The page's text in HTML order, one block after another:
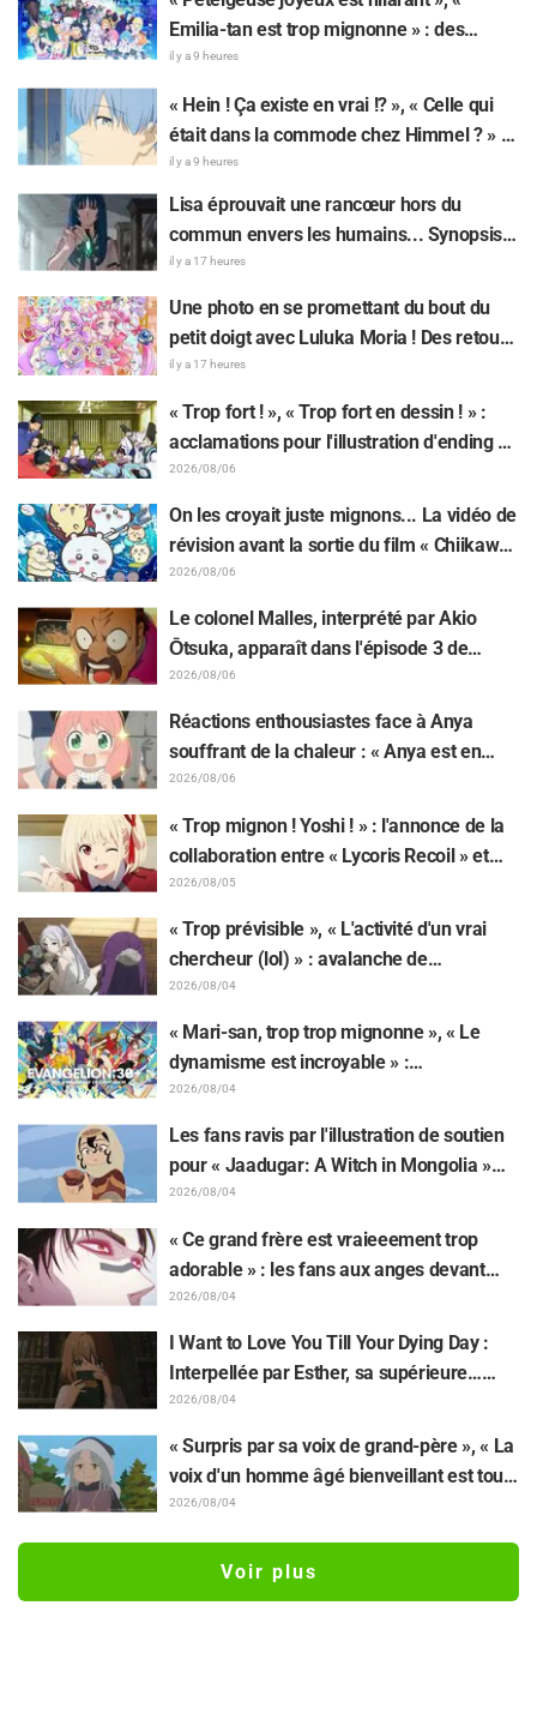
repas gargantuesque.
Emilia-tan est trop mignonne » : des
réactions enthousiastes après la
ans de l'anime « Re:Zero - Starting Life in
Another World »
il y a 9 heures
« Hein ! Ça existe en vrai !? », « Celle qui
était dans la commode chez Himmel ? » :
l’exposition de la « corne du Dragon Noir »
apparue dans l’épisode 1 de « Frieren »
laisse les fans stupéfaits
il y a 9 heures
Lisa éprouvait une rancœur hors du
commun envers les humains... Synopsis
et premières images de l'épisode 6 de
l'anime « Goodbye, Lara » dévoilés !
il y a 17 heures
Une photo en se promettant du bout du
petit doigt avec Luluka Moria ! Des retours
sur le compte rendu de la comédienne de
doublage Nao Tōyama après avoir assisté
au Dream Stage de « Star Detective
Precure! » : « C’est le W Arcana »
il y a 17 heures
« Trop fort ! », « Trop fort en dessin ! » :
acclamations pour l'illustration d'ending du
13e épisode dessinée par Asaki Yuikawa,
la comédienne doublant le protagoniste
de « The Elusive Samurai »
2026/08/06
On les croyait juste mignons... La vidéo de
révision avant la sortie du film « Chiikawa
» suscite des réactions surprises face au
décalage : « C'est plus sévère qu'imaginé
», « Ça ne parle que de travail »
2026/08/06
Le colonel Malles, interprété par Akio
Ōtsuka, apparaît dans l'épisode 3 de
l'anime TV « The Ghost in the Shell » !
Commentaire du comédien et carte de fin
dévoilés
2026/08/06
Réactions enthousiastes face à Anya
souffrant de la chaleur : « Anya est en
train de fondre » sur l'illustration
d'annonce de « SPY x FAMILY »
2026/08/06
« Trop mignon ! Yoshi ! » : l'annonce de la
collaboration entre « Lycoris Recoil » et
Kumamine, créateur du « Chat au travail »,
suscite une pluie de « Yoshi ! »
2026/08/05
« Trop prévisible », « L'activité d'un vrai
chercheur (lol) » : avalanche de
moqueries affectueuses face à la peluche
de Frieren piégée par un Mimique lors
d'une exposition de « Frieren »
2026/08/04
« Mari-san, trop trop mignonne », « Le
dynamisme est incroyable » :
retentissement suite au dévoilement d'un
superbe dessin de Hidenori Matsubara
représentant les trois filles de « Neon
Genesis Evangelion » en combinaison
2026/08/04
Les fans ravis par l'illustration de soutien
pour « Jaadugar: A Witch in Mongolia »
dessinée par l'auteur de « Yowamushi
Pedal » : « Voilà ce qui se passe quand la
personne avec le style le plus différent
2026/08/04
« Ce grand frère est vraieeement trop
adorable » : les fans aux anges devant
Choso se rapprochant de Yūji Itadori sur
l'illustration inédite de l'exposition de
l'anime « JUJUTSU KAISEN »
2026/08/04
I Want to Love You Till Your Dying Day :
Interpellée par Esther, sa supérieure…
Synopsis, visuels, bande-annonce WEB et
affiches de l'épisode 5 de l'anime dévoilés
2026/08/04
« Surpris par sa voix de grand-père », « La
voix d'un homme âgé bienveillant est tout
aussi superbe » : Akira Ishida en chef de
Jaadugar: A Witch in Mongolia »
2026/08/04
Voir plus